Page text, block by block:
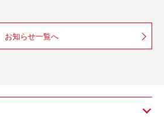
お知らせ一覧へ